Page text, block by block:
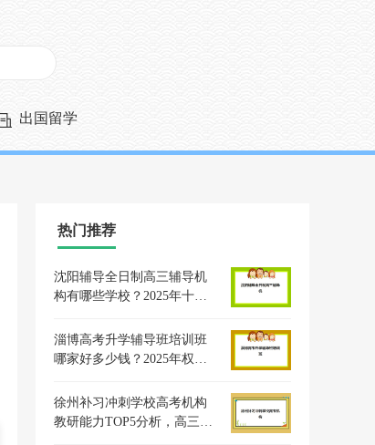
出国留学
热门推荐
沈阳辅导全日制高三辅导机
构有哪些学校？2025年十大
择校全攻略
淄博高考升学辅导班培训班
哪家好多少钱？2025年权威
徐州补习冲刺学校高考机构
教研能力TOP5分析，高三全